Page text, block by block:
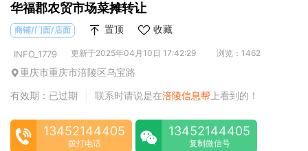
华福郡农贸市场菜摊转让
商铺/门面/店面 置顶 收藏
INFO_1779 更新于2025年04月10日 17:42:29 浏览：1462
重庆市重庆市涪陵区乌宝路
有效期：已过期
联系时请说是在涪陵信息帮 上看到的！
13452144405
拨打电话
13452144405
复制微信号